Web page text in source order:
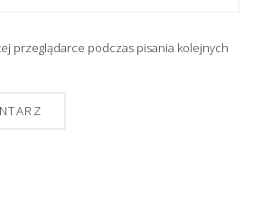
przeglądarce podczas pisania kolejnych